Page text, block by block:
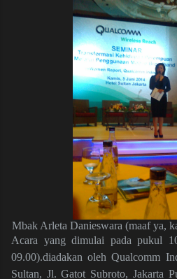
Mbak Arleta Danieswara (maaf ya,
Acara yang dimulai pada pukul
09.00).diadakan oleh Qualcomm
Sultan, Jl. Gatot Subroto, Jakarta